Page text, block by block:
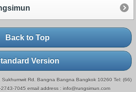
Back to Top
Version
Rd. Bangna Bangna Bangkok 10260 Tel: (66)
7045 email address : info@rungsimun.com